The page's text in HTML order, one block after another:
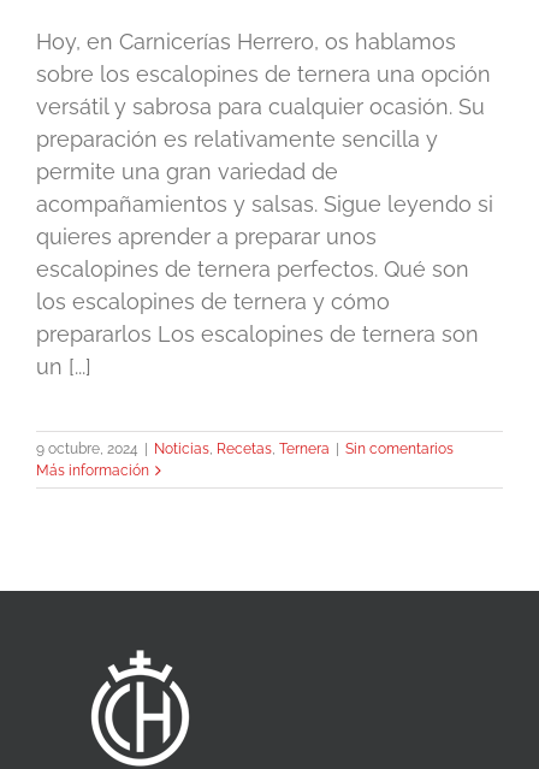
Hoy, en Carnicerías Herrero, os hablamos
sobre los escalopines de ternera una opción
versátil y sabrosa para cualquier ocasión. Su
preparación es relativamente sencilla y
permite una gran variedad de
acompañamientos y salsas. Sigue leyendo si
quieres aprender a preparar unos
escalopines de ternera perfectos. Qué son
los escalopines de ternera y cómo
prepararlos Los escalopines de ternera son
un [...]
9 octubre, 2024 Noticias, Recetas, Ternera
Sin comentarios
Más información